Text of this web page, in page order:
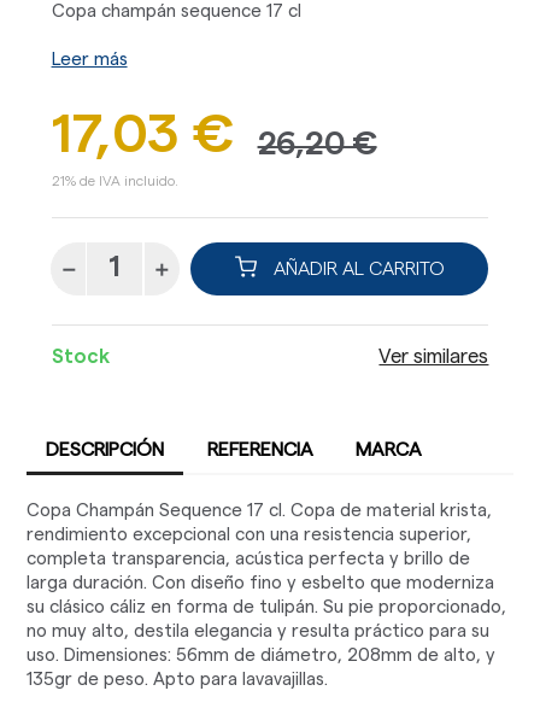
Copa champán sequence 17 cl
Leer más
17,03 € 26,20 €
21% de IVA incluido.
AÑADIR AL CARRITO
Stock Ver similares
DESCRIPCIÓN REFERENCIA MARCA
Copa Champán Sequence 17 cl. Copa de material krista,
rendimiento excepcional con una resistencia superior,
completa transparencia, acústica perfecta y brillo de
larga duración. Con diseño fino y esbelto que moderniza
su clásico cáliz en forma de tulipán. Su pie proporcionado,
no muy alto, destila elegancia y resulta práctico para su
uso. Dimensiones: 56mm de diámetro, 208mm de alto, y
135gr de peso. Apto para lavavajillas.